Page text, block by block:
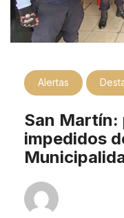
Alertas
San Martín:
impedidos